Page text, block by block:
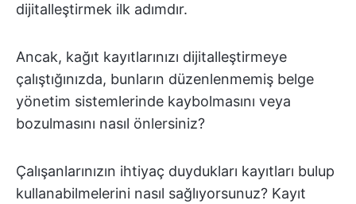
dijitalleştirmek ilk adımdır.
Ancak, kağıt kayıtlarınızı dijitalleştirmeye
çalıştığınızda, bunların düzenlenmemiş belge
yönetim sistemlerinde kaybolmasını veya
bozulmasını nasıl önlersiniz?
Çalışanlarınızın ihtiyaç duydukları kayıtları bulup
kullanabilmelerini nasıl sağlıyorsunuz? Kayıt